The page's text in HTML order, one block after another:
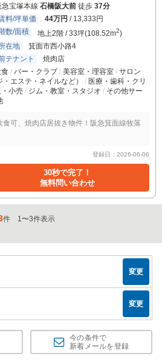
急宝塚本線 石橋阪大前 徒歩 37分
料/坪単価
44万円 / 13,333円
数/面積
地上2階 / 33坪(108.52m2)
在地
箕面市西小路4
テナント
焼肉店
バー・クラブ 美容室・理容室
サロン
・エステ・ネイルなど）
医療・歯科・クリ
小売 ジム・教室・スタジオ
その他サー
食可、焼肉店居抜き物件！阪急箕面線牧落
登録日：2026-06-06
30秒で完了！
無料問い合わせ
件 1〜3件表示
変更
変更
今の条件で
新着メールを登録